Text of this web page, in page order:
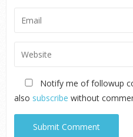
Notify me of followup
also subscribe without